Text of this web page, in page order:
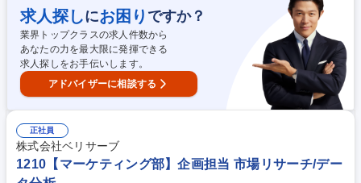
＜入社後の流れ＞ まずは実験を通して応答原理・センサー開発・解析など
の基礎を習得いただきます。その後ご自身で実験を考えて解析を行い、既
存センサーの改良・製品設計を行っていただきます。 募集職種 厚木【脂
質膜の研究開発】味覚をデータで可視化するセンサー技術の開発◎転勤無
求人探しにお困り ですか？
業界トップクラスの求人件数から
あなたの力を最大限に発揮できる
求人探しをお手伝いします。
アドバイザーに相談する
正社員
株式会社ベリサーブ
1210【マーケティング部】企画担当 市場リサーチ/デー